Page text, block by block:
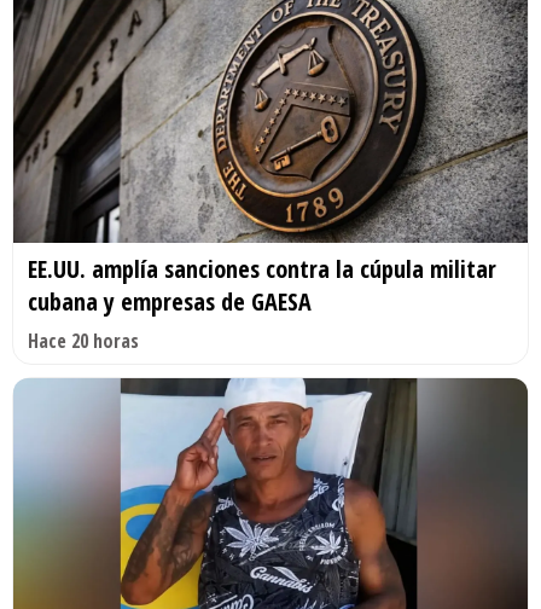
EE.UU. amplía sanciones contra la cúpula militar
cubana y empresas de GAESA
Hace 20 horas